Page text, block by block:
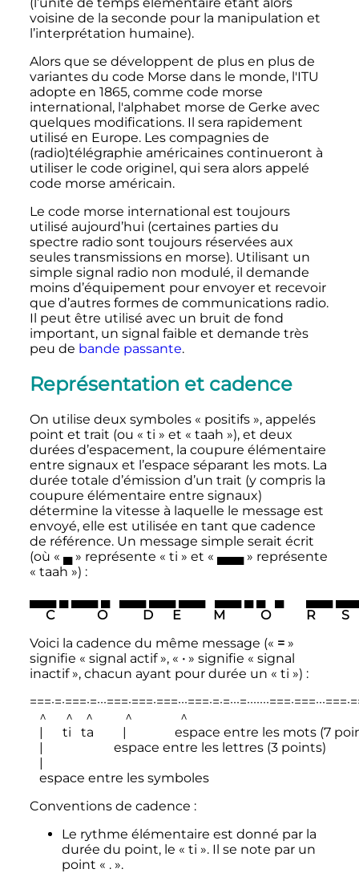
voisine de la seconde pour la manipulation et
l’interprétation humaine).
Alors que se développent de plus en plus de
variantes du code Morse dans le monde, l'ITU
adopte en 1865, comme code morse
international, l'alphabet morse de Gerke avec
quelques modifications. Il sera rapidement
utilisé en Europe. Les compagnies de
(radio)télégraphie américaines continueront à
utiliser le code originel, qui sera alors appelé
code morse américain.
Le code morse international est toujours
utilisé aujourd’hui (certaines parties du
spectre radio sont toujours réservées aux
seules transmissions en morse). Utilisant un
simple signal radio non modulé, il demande
moins d’équipement pour envoyer et recevoir
que d’autres formes de communications radio.
Il peut être utilisé avec un bruit de fond
important, un signal faible et demande très
peu de bande passante.
Représentation et cadence
On utilise deux symboles « positifs », appelés
point et trait (ou « ti » et « taah »), et deux
durées d’espacement, la coupure élémentaire
entre signaux et l’espace séparant les mots. La
durée totale d’émission d’un trait (y compris la
coupure élémentaire entre signaux)
détermine la vitesse à laquelle le message est
envoyé, elle est utilisée en tant que cadence
de référence. Un message simple serait écrit
(où « ▄ » représente « ti » et « ▄▄▄ » représente
« taah ») :
▄▄▄ ▄ ▄▄▄ ▄   ▄▄▄ ▄▄▄ ▄▄▄   ▄▄▄ ▄ ▄   ▄       ▄▄▄
Voici la cadence du même message (« = »
signifie « signal actif », « · » signifie « signal
inactif », chacun ayant pour durée un « ti ») :
   ^      ^    ^          ^               ^
|      ti   ta         |               espace entre les mots (7
   |                      espace entre les lettres (3 points)
   |
   espace entre les symboles
Conventions de cadence :
Le rythme élémentaire est donné par la
durée du point, le « ti ». Il se note par un
point « . ».